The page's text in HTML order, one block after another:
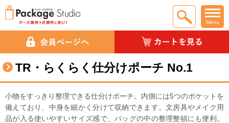
Menu
TR・らくらく仕分けポーチ No.1
小物をすっきり整理できる仕分けポーチ。内側には5つのポケットを
備えており、中身を細かく分けて収納できます。文房具やメイク用
品が入る使いやすいサイズ感で、バッグの中の整理整頓にも便利。